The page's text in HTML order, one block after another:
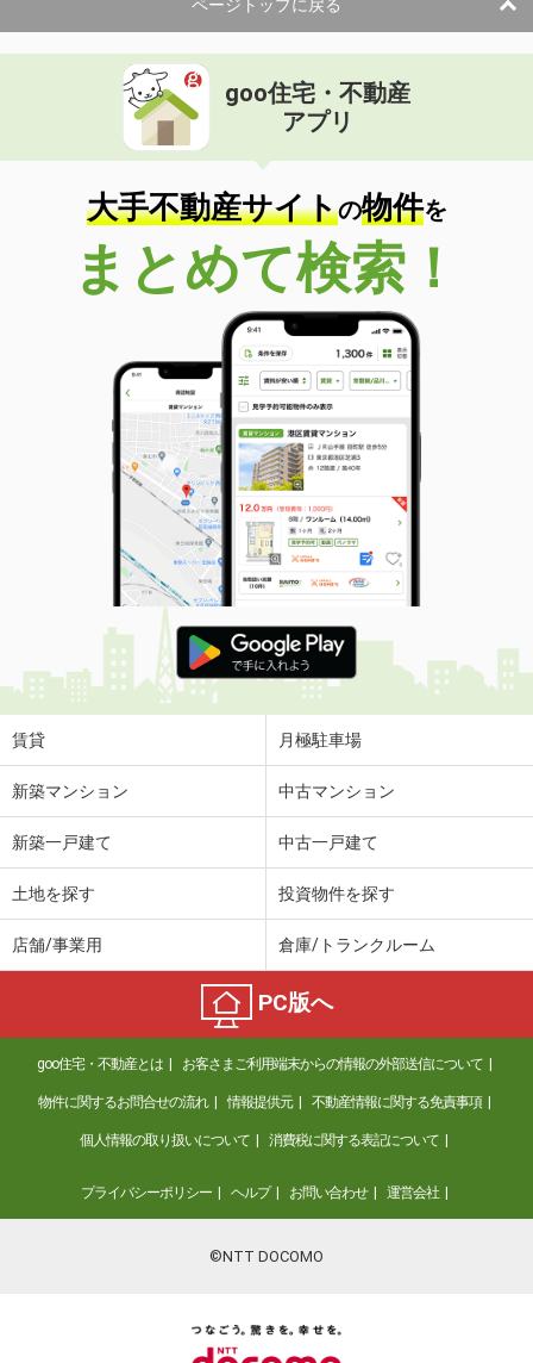
ページトップに戻る
goo住宅・不動産
アプリ
大手不動産サイトの物件を
まとめて検索！
賃貸 月極駐車場
新築マンション 中古マンション
新築一戸建て 中古一戸建て
土地を探す 投資物件を探す
店舗/事業用 倉庫/トランクルーム
PC版へ
goo住宅・不動産とは お客さまご利用端末からの情報の外部送信について
物件に関するお問合せの流れ 情報提供元 不動産情報に関する免責事項
個人情報の取り扱いについて 消費税に関する表記について
プライバシーポリシー ヘルプ お問い合わせ 運営会社
©NTT DOCOMO